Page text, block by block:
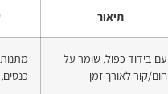
תיאור
עם בידוד כפול, שומר על
חום/קור לאורך זמן